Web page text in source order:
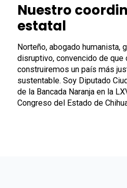
Nuestro
estatal
Norteño, abogado humanista,
disruptivo, convencido de que
construiremos un país más
sustentable. Soy Diputado
de la Bancada Naranja en la
Congreso del Estado de